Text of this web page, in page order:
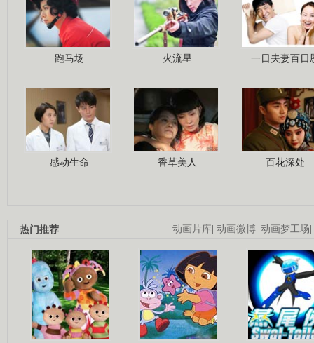
跑马场 火流星 一日夫妻百日
感动生命 香草美人 百花深处
动画片库| 动画微博| 动画梦工场|
热门推荐